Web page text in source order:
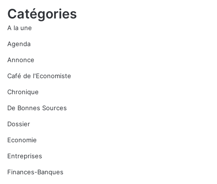
Catégories
A la une
Agenda
Annonce
Café de l'Economiste
Chronique
De Bonnes Sources
Dossier
Economie
Entreprises
Finances-Banques